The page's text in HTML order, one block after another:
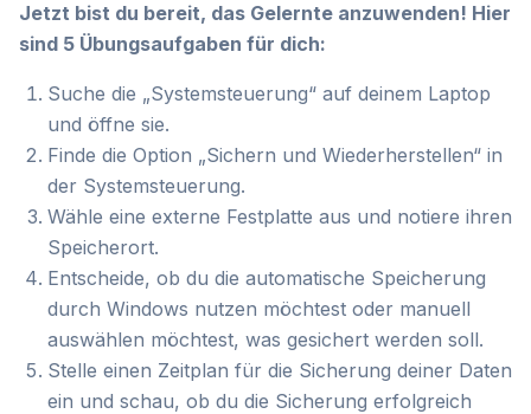
Jetzt bist du bereit, das Gelernte anzuwenden! Hier
sind 5 Übungsaufgaben für dich:
Suche die „Systemsteuerung“ auf deinem Laptop
und öffne sie.
Finde die Option „Sichern und Wiederherstellen“ in
der Systemsteuerung.
Wähle eine externe Festplatte aus und notiere ihren
Speicherort.
Entscheide, ob du die automatische Speicherung
durch Windows nutzen möchtest oder manuell
auswählen möchtest, was gesichert werden soll.
Stelle einen Zeitplan für die Sicherung deiner Daten
ein und schau, ob du die Sicherung erfolgreich